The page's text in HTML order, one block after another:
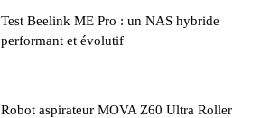
Test Beelink ME Pro : un NAS hybride
performant et évolutif
Robot aspirateur MOVA Z60 Ultra Roller